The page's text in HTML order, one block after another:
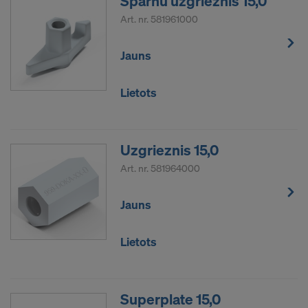
Art. nr. 581961000
Jauns
Lietots
Uzgrieznis 15,0
Art. nr. 581964000
Jauns
Lietots
Superplate 15,0
pret šādu ASV iestāžu rīcību.
Personas dati, kurus mēs pārsūtām uz Amerikas
Savienotajām Valstīm, jo ​​īpaši ir IP adreses
(interneta protokola adreses).
Facebook LLC
Google LLC
Microsoft Corporation
Monotype Imaging Holdings Inc.
Rocket Science Group LLC
YouTube LLC